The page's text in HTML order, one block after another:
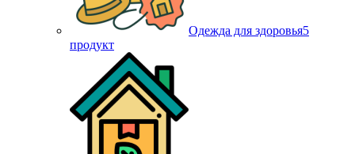
Одежда для здоровья5
продукт